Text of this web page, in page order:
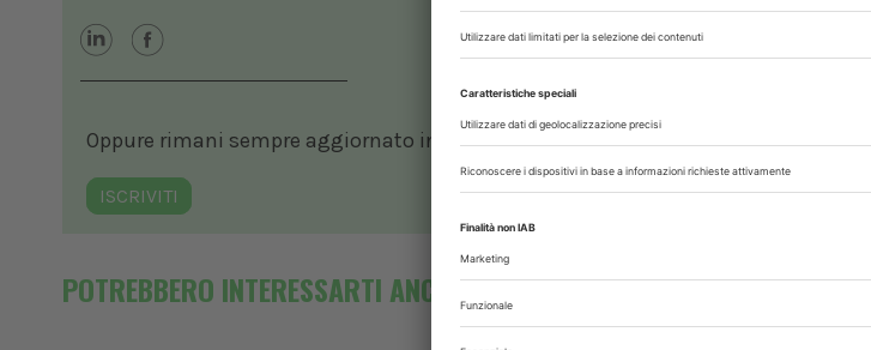
Oppure rimani sempre aggiornato in ambito veterinario, iscrivendoti alla nostra
ISCRIVITI
POTREBBERO INTERESSARTI ANCHE